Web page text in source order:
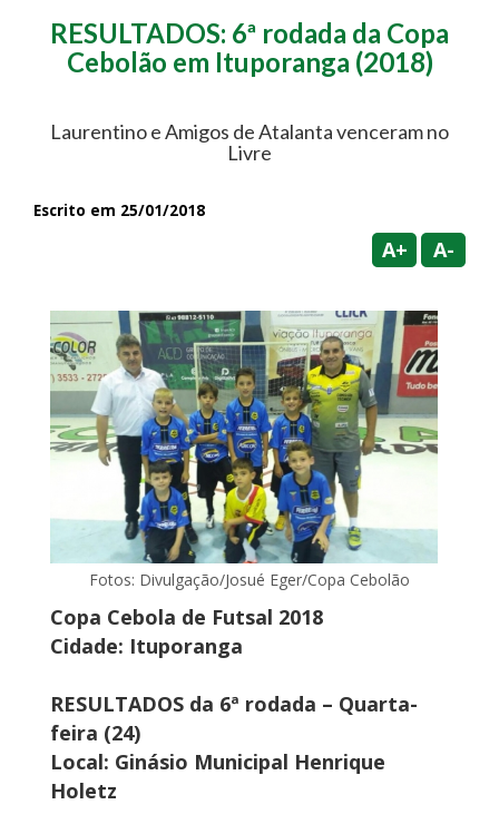
RESULTADOS: 6ª rodada da Copa
Cebolão em Ituporanga (2018)
Laurentino e Amigos de Atalanta venceram no
Livre
Escrito em 25/01/2018
A+ A-
Fotos: Divulgação/Josué Eger/Copa Cebolão
Copa Cebola de Futsal 2018
Cidade: Ituporanga
RESULTADOS da 6ª rodada – Quarta-
feira (24)
Local: Ginásio Municipal Henrique
Holetz